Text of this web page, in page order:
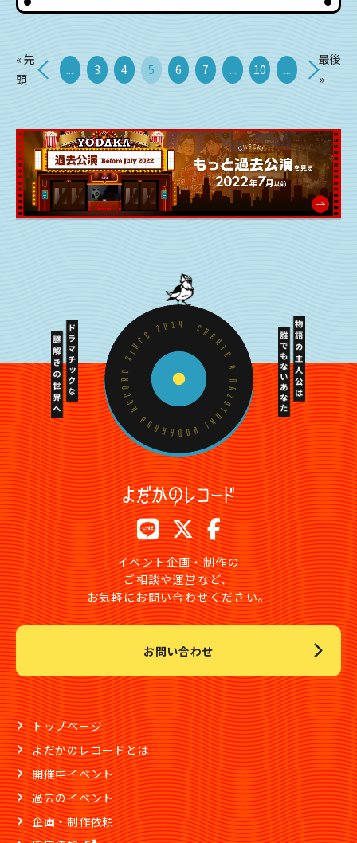
« 先
頭
... 3 4 5 6 7 ... 10 ...
最後
»
イベント企画・制作の
ご相談や運営など、
お気軽にお問い合わせください。
お問い合わせ
トップページ
よだかのレコードとは
開催中イベント
過去のイベント
企画・制作依頼